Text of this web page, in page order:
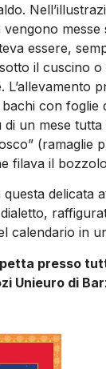
messe
essere,
il cuscino o
L’allevamento
bachi con foglie
un mese
(ramaglie
filava il
delicata
calendario in
presso
Unieuro di